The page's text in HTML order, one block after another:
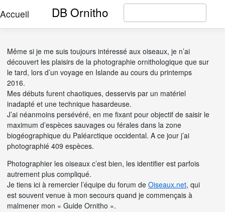
Accueil DB Ornitho
Même si je me suis toujours intéressé aux oiseaux, je n’ai
découvert les plaisirs de la photographie ornithologique que sur
le tard, lors d’un voyage en Islande au cours du printemps
2016.
Mes débuts furent chaotiques, desservis par un matériel
inadapté et une technique hasardeuse.
J’ai néanmoins persévéré, en me fixant pour objectif de saisir le
maximum d’espèces sauvages ou férales dans la zone
biogéographique du Paléarctique occidental. A ce jour j’ai
photographié 409 espèces.
Photographier les oiseaux c’est bien, les identifier est parfois
autrement plus compliqué.
Je tiens ici à remercier l’équipe du forum de Oiseaux.net, qui
est souvent venue à mon secours quand je commençais à
malmener mon « Guide Ornitho ».